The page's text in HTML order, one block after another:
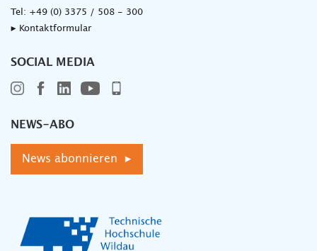
Tel: +49 (0) 3375 / 508 - 300
▸ Kontaktformular
SOCIAL MEDIA
NEWS-ABO
News abonnieren ▸